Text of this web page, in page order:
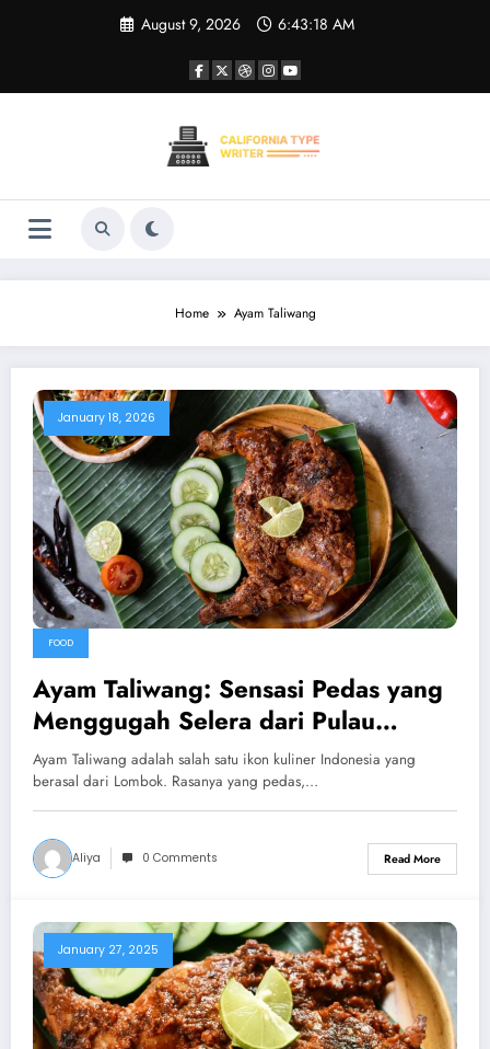
August 9, 2026 6:43:19 AM
Home Ayam Taliwang
January 18, 2026
FOOD
Ayam Taliwang: Sensasi Pedas yang
Menggugah Selera dari Pulau
Lombok
Ayam Taliwang adalah salah satu ikon kuliner Indonesia yang
berasal dari Lombok. Rasanya yang pedas,…
Aliya 0 Comments Read More
January 27, 2025